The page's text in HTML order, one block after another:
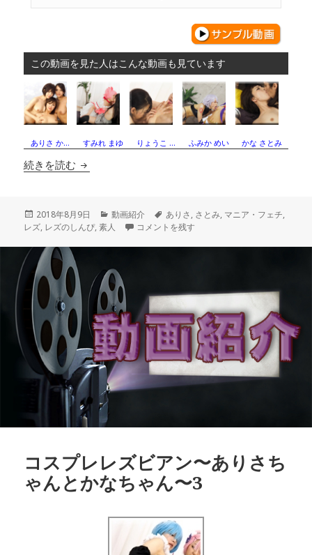
この動画を見た人はこんな動画も見ています
ありさ か… すみれ まゆ りょうこ … ふみか めい かな さとみ
続きを読む レズセックス〜ありさちゃんとさとみちゃん〜2
投
稿
2018年8月9日
カ
テ
動画紹介
タ
グ
ありさ, さとみ, マニア・フェチ,
レズ, レズのしんぴ,素人 レズセックス〜ありさちゃんとさとみちゃん
コメントを残す
コスプレレズビアン〜ありさち
ゃんとかなちゃん〜3